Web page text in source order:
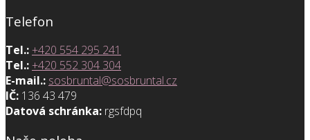
Telefon
Tel.:+420 554 295 241
Tel.:+420 552 304 304
E-mail.: sosbruntal@sosbruntal.cz
IČ: 136 43 479
Datová schránka: rgsfdpq